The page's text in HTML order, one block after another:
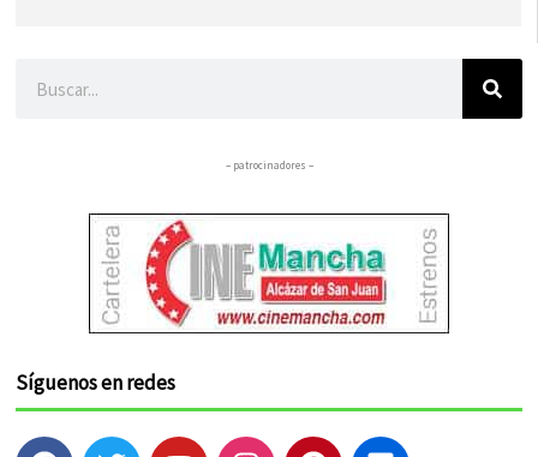
– patrocinadores –
Síguenos en redes
F T Y I P F